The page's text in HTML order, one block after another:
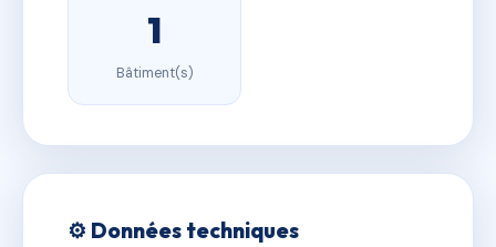
1
Bâtiment(s)
⚙️ Données techniques